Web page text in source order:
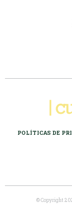
POLÍTICAS DE
© Copyright